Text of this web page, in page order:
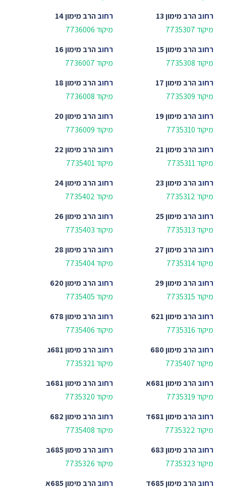
רחובהרב מימון 13
מיקוד 7735307
רחובהרב מימון 14
מיקוד 7736006
רחובהרב מימון 15
מיקוד 7735308
רחובהרב מימון 16
מיקוד 7736007
רחובהרב מימון 17
מיקוד 7735309
רחובהרב מימון 18
מיקוד 7736008
רחובהרב מימון 19
מיקוד 7735310
רחובהרב מימון 20
מיקוד 7736009
רחובהרב מימון 21
מיקוד 7735311
רחובהרב מימון 22
מיקוד 7735401
רחובהרב מימון 23
מיקוד 7735312
רחובהרב מימון 24
מיקוד 7735402
רחובהרב מימון 25
מיקוד 7735313
רחובהרב מימון 26
מיקוד 7735403
רחובהרב מימון 27
מיקוד 7735314
רחובהרב מימון 28
מיקוד 7735404
רחובהרב מימון 29
מיקוד 7735315
רחובהרב מימון 620
מיקוד 7735405
רחובהרב מימון 621
מיקוד 7735316
רחובהרב מימון 678
מיקוד 7735406
רחובהרב מימון 680
מיקוד 7735407
רחובהרב מימון 681ג
מיקוד 7735321
רחובהרב מימון 681א
מיקוד 7735319
רחובהרב מימון 681ב
מיקוד 7735320
רחובהרב מימון 681ד
מיקוד 7735322
רחובהרב מימון 682
מיקוד 7735408
רחובהרב מימון 683
מיקוד 7735323
רחובהרב מימון 685ב
מיקוד 7735326
רחובהרב מימון 685ד
רחובהרב מימון 685א